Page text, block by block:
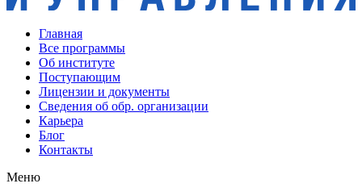
Главная
Все программы
Об институте
Поступающим
Лицензии и документы
Сведения об обр. организации
Карьера
Блог
Контакты
Меню